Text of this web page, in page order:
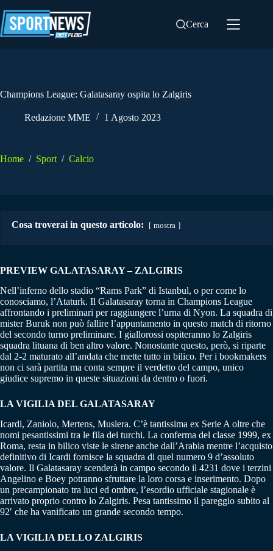
al
contenuto
Cerca
Champions League: Galatasaray ospita lo Zalgiris
Redazione MME 1 Agosto 2023
Home / Sport / Calcio
Cosa troverai in questo articolo: mostra
PREVIEW GALATASARAY – ZALGIRIS
Nell’inferno dello stadio “Rams Park” di Istanbul, o per come lo
conosciamo, l’Ataturk. Il Galatasaray torna in Champions League
affrontando i preliminari per raggiungere l’urna di Nyon. La squadra di
mister Buruk non può fallire l’appuntamento in questo match di ritorno
del secondo turno preliminare. I giallorossi ospiteranno lo Zalgiris
squadra lituana di ben altro valore. Nonostante questo, però, si riparte
dal 2-2 maturato all’andata che mette tutto in bilico. Per i bookmakers
non ci sarà partita ma conta sempre il verdetto del campo, unico
giudice supremo in queste situazioni da dentro o fuori.
LA VIGILIA DEL GALATASARAY
Icardi, Zaniolo, Mertens, Muslera. C’è tantissima ex Serie A oltre che
nomi pesantissimi tra le fila dei turchi. La conferma del classe 1999, ex
Roma, resta in bilico viste le sirene anche dall’Arabia mentre l’acquisto
definitivo di Icardi fornisce la squadra di quel numero 9 d’assoluto
valore. Il Galatasaray scenderà in campo secondo il 4231 dove i terzini
Angelino e Boey potranno sfruttare la loro corsa e inserimento. Dopo
un precampionato tra luci ed ombre, l’esordio ufficiale stagionale è
arrivato proprio contro lo Zalgiris. Pesa tantissimo il pareggio subito al
92′ che ha vanificato un grande secondo tempo.
LA VIGILIA DELLO ZALGIRIS